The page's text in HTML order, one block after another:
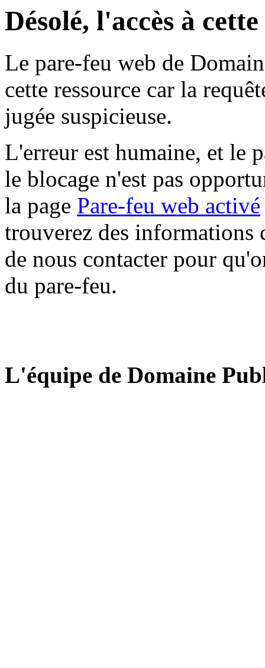
Désolé, l'accès à
Le pare-feu web de
cette ressource car la
jugée suspicieuse.
L'erreur est humaine, et le
le blocage n'est pas
la page Pare-feu web activé
trouverez des informations
de nous contacter pour
du pare-feu.
L'équipe de Domaine